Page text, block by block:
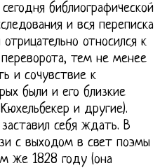
библиографической
и вся переписка
относился к
тем не менее
и сочувствие к
были и его близкие
и другие).
себя ждать. В
с выходом в свет поэмы
же 1828 году (она